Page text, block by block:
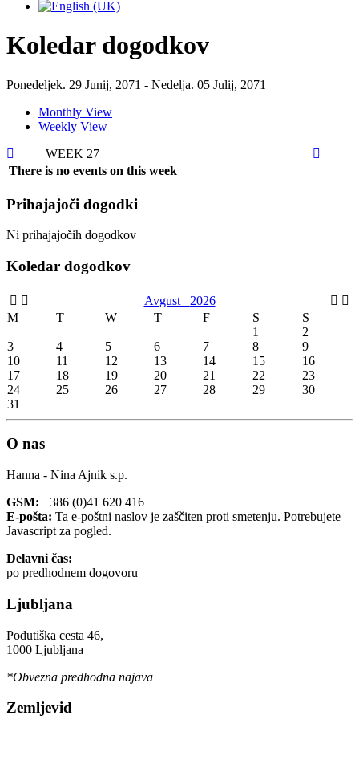
Koledar dogodkov
Ponedeljek. 29 Junij, 2071 - Nedelja. 05 Julij, 2071
Monthly View
Weekly View
WEEK 27
There is no events on this week
Prihajajoči dogodki
Ni prihajajočih dogodkov
Koledar dogodkov
Avgust 2026
M
T W T F S
S
1
2
3
4 5 6 7 8
9
10
11 12 13 14 15
16
17
18 19 20 21 22
23
24
25 26 27 28 29
30
31
O nas
Hanna - Nina Ajnik s.p.
GSM: +386 (0)41 620 416
E-pošta: Ta e-poštni naslov je zaščiten proti smetenju. Potrebujete
Javascript za pogled.
Delavni čas:
po predhodnem dogovoru
Ljubljana
Podutiška cesta 46,
1000 Ljubljana
*Obvezna predhodna najava
Zemljevid